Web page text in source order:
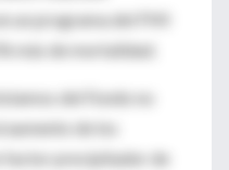
un programa del FMI
más de mortalidad.
del Fondo no
de los
factor precipitador de